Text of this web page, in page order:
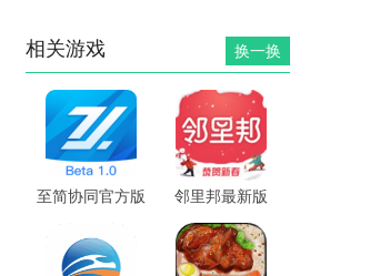
换一换
相关游戏
至简协同官方版
邻里邦最新版
v1.2.11安卓版